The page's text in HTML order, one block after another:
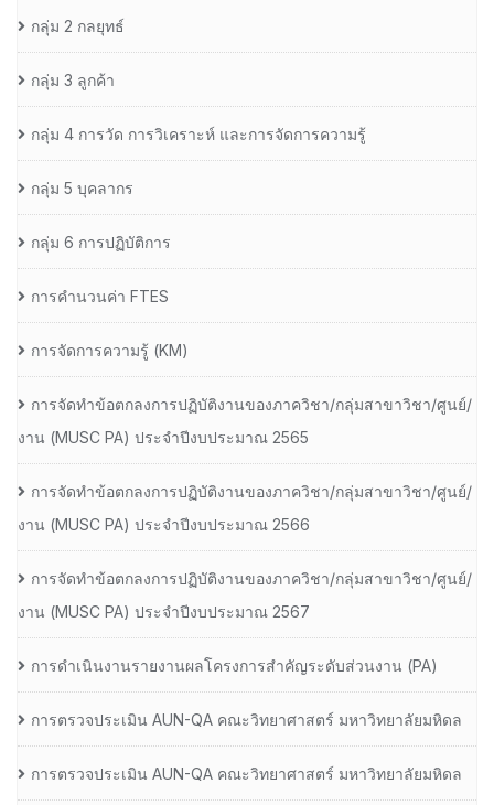
กลุ่ม 2 กลยุทธ์
กลุ่ม 3 ลูกค้า
กลุ่ม 4 การวัด การวิเคราะห์ และการจัดการความรู้
กลุ่ม 5 บุคลากร
กลุ่ม 6 การปฏิบัติการ
การคำนวนค่า FTES
การจัดการความรู้ (KM)
การจัดทำข้อตกลงการปฏิบัติงานของภาควิชา/กลุ่มสาขาวิชา/ศูนย์/
งาน (MUSC PA) ประจำปีงบประมาณ 2565
การจัดทำข้อตกลงการปฏิบัติงานของภาควิชา/กลุ่มสาขาวิชา/ศูนย์/
งาน (MUSC PA) ประจำปีงบประมาณ 2566
การจัดทำข้อตกลงการปฏิบัติงานของภาควิชา/กลุ่มสาขาวิชา/ศูนย์/
งาน (MUSC PA) ประจำปีงบประมาณ 2567
การดำเนินงานรายงานผลโครงการสำคัญระดับส่วนงาน (PA)
การตรวจประเมิน AUN-QA คณะวิทยาศาสตร์ มหาวิทยาลัยมหิดล
การตรวจประเมิน AUN-QA คณะวิทยาศาสตร์ มหาวิทยาลัยมหิดล